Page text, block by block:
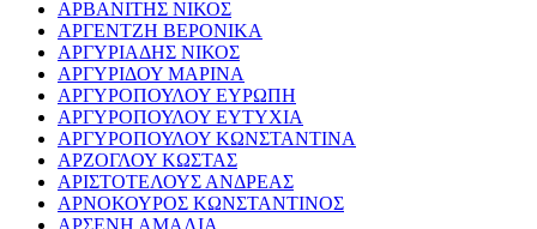
ΑΡΒΑΝΙΤΗΣ ΝΙΚΟΣ
ΑΡΓΕΝΤΖΗ ΒΕΡΟΝΙΚΑ
ΑΡΓΥΡΙΑΔΗΣ ΝΙΚΟΣ
ΑΡΓΥΡΙΔΟΥ ΜΑΡΙΝΑ
ΑΡΓΥΡΟΠΟΥΛΟΥ ΕΥΡΩΠΗ
ΑΡΓΥΡΟΠΟΥΛΟΥ ΕΥΤΥΧΙΑ
ΑΡΓΥΡΟΠΟΥΛΟΥ ΚΩΝΣΤΑΝΤΙΝΑ
ΑΡΖΟΓΛΟΥ ΚΩΣΤΑΣ
ΑΡΙΣΤΟΤΕΛΟΥΣ ΑΝΔΡΕΑΣ
ΑΡΝΟΚΟΥΡΟΣ ΚΩΝΣΤΑΝΤΙΝΟΣ